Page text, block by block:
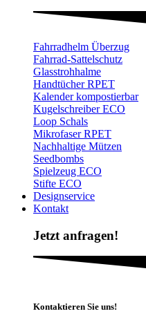
Fahrradhelm Überzug
Fahrrad-Sattelschutz
Glasstrohhalme
Handtücher RPET
Kalender kompostierbar
Kugelschreiber ECO
Loop Schals
Mikrofaser RPET
Nachhaltige Mützen
Seedbombs
Spielzeug ECO
Stifte ECO
Designservice
Kontakt
Jetzt anfragen!
Kontaktieren Sie uns!